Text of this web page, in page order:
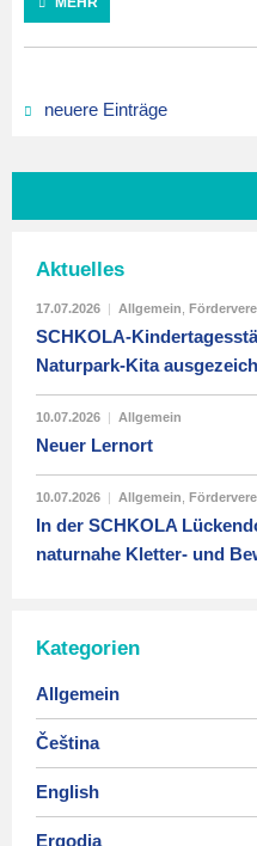
neuere Einträge
Aktuelles
17.07.2026 | Allgemein
SCHKOLA-
Naturpark-Kita
10.07.2026 | Allgemein
Neuer Lernort
10.07.2026 | Allgemein
In der SCHKOLA
naturnahe Kletter- und
Kategorien
Allgemein
Čeština
English
Ergodia